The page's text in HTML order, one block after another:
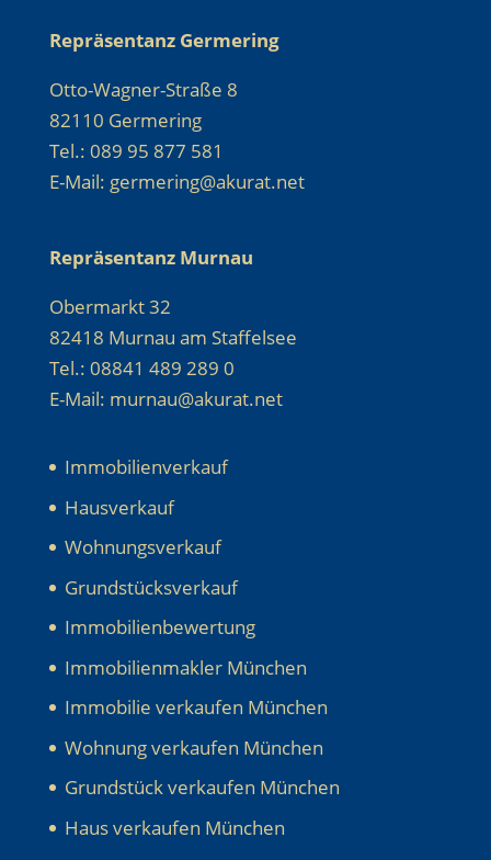
Repräsentanz Germering
Otto-Wagner-Straße 8
82110 Germering
Tel.: 089 95 877 581
E-Mail: germering@akurat.net
Repräsentanz Murnau
Obermarkt 32
82418 Murnau am Staffelsee
Tel.: 08841 489 289 0
E-Mail: murnau@akurat.net
Immobilienverkauf
Hausverkauf
Wohnungsverkauf
Grundstücksverkauf
Immobilienbewertung
Immobilienmakler München
Immobilie verkaufen München
Wohnung verkaufen München
Grundstück verkaufen München
Haus verkaufen München